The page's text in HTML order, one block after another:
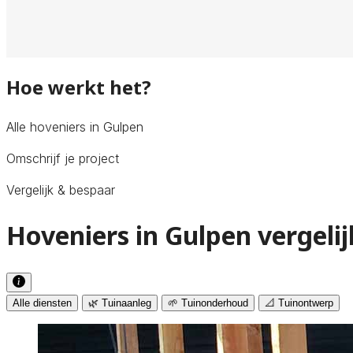
Hoe werkt het?
Alle hoveniers in Gulpen
Omschrijf je project
Vergelijk & bespaar
Hoveniers in Gulpen
Alle diensten 🌿 Tuinaanleg 🌱 Tuinonderhoud 📐 Tuinontwerp